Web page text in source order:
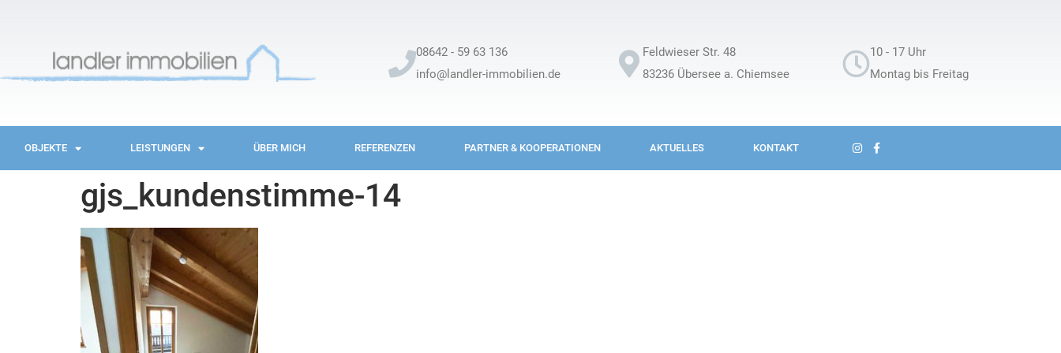
08642 - 59 63 136
info@landler-immobilien.de
Feldwieser Str. 48
83236 Übersee a. Chiemsee
10 - 17 Uhr
Montag bis Freitag
OBJEKTE LEISTUNGEN ÜBER MICH REFERENZEN PARTNER & KOOPERATIONEN AKTUELLES KONTAKT
gjs_kundenstimme-14